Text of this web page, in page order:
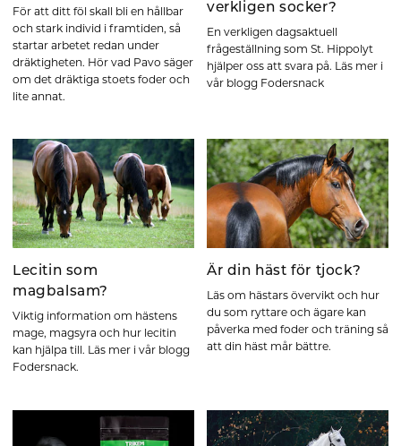
För att ditt föl skall bli en hållbar
och stark individ i framtiden, så
startar arbetet redan under
dräktigheten. Hör vad Pavo säger
om det dräktiga stoets foder och
lite annat.
verkligen socker?
En verkligen dagsaktuell
frågeställning som St. Hippolyt
hjälper oss att svara på. Läs mer i
vår blogg Fodersnack
Lecitin som
magbalsam?
Viktig information om hästens
mage, magsyra och hur lecitin
kan hjälpa till. Läs mer i vår blogg
Fodersnack.
Är din häst för tjock?
Läs om hästars övervikt och hur
du som ryttare och ägare kan
påverka med foder och träning så
att din häst mår bättre.